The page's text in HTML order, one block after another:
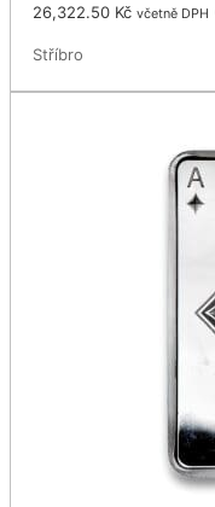
26,322.50 Kč včetně DPH
Stříbro